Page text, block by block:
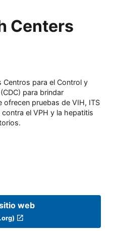
Centers
Centros para el Control y
para brindar
ofrecen pruebas de VIH, ITS
el VPH y la hepatitis
web